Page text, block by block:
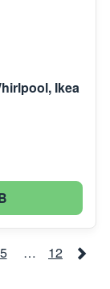
Ikea
5 … 12